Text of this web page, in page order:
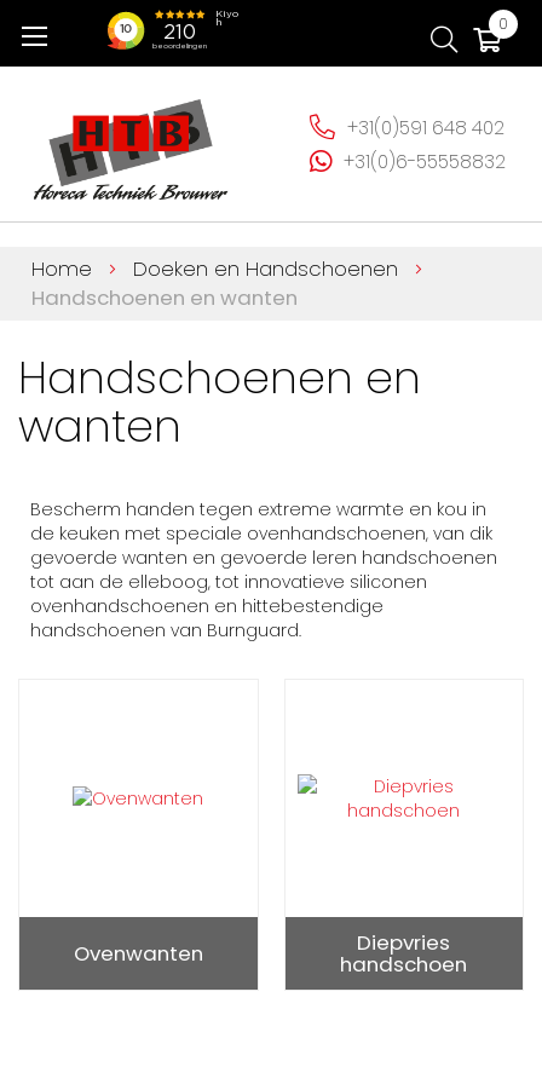
naar
0
+31(0)591 648 402
+31(0)6-55558832
Home
Doeken en Handschoenen
Handschoenen en wanten
Handschoenen en
wanten
Bescherm handen tegen extreme warmte en kou in
de keuken met speciale ovenhandschoenen, van dik
gevoerde wanten en gevoerde leren handschoenen
tot aan de elleboog, tot innovatieve siliconen
ovenhandschoenen en hittebestendige
handschoenen van Burnguard.
Ovenwanten Diepvries
handschoen